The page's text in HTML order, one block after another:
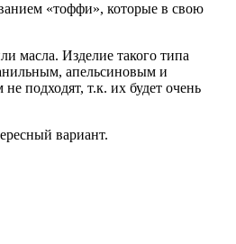
«тоффи», которые в свою
масла. Изделие такого типа
апельсиновым и
подходят, т.к. их будет очень
вариант.